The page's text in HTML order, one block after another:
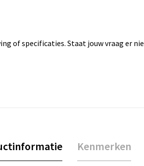
of specificaties. Staat jouw vraag er
Kenmerken